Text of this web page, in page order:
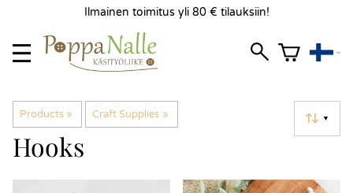
Ilmainen toimitus yli 80 € tilauksiin!
Products ‪» Craft Supplies ‪» ▼
Hooks